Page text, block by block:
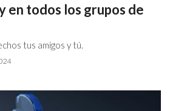
en todos los grupos de
tus amigos y tú.